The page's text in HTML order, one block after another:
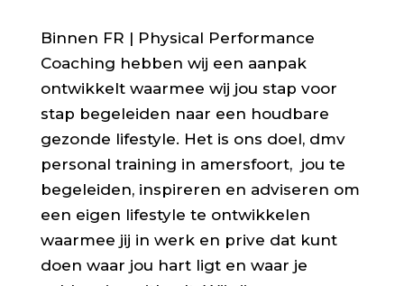
Binnen FR | Physical Performance
Coaching hebben wij een aanpak
ontwikkelt waarmee wij jou stap voor
stap begeleiden naar een houdbare
gezonde lifestyle. Het is ons doel, dmv
personal training in amersfoort, jou te
begeleiden, inspireren en adviseren om
een eigen lifestyle te ontwikkelen
waarmee jij in werk en prive dat kunt
doen waar jou hart ligt en waar je